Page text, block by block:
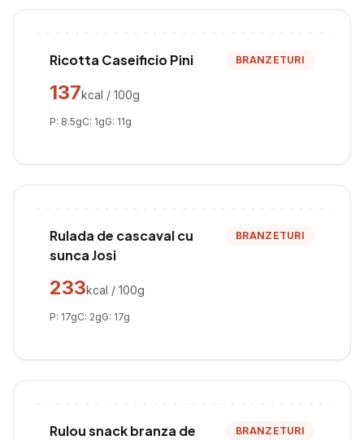
Ricotta Caseificio Pini BRANZETURI
137kcal / 100g
P: 8.5gC: 1gG: 11g
Rulada de cascaval cu
sunca Josi
BRANZETURI
233kcal / 100g
P: 17gC: 2gG: 17g
Rulou snack branza de
BRANZETURI